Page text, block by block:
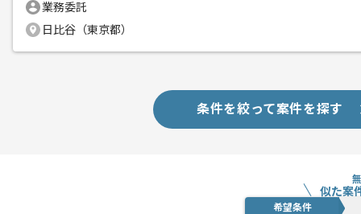
業務委託
日比谷（東京都）
条件を絞って案件を探す
似た案
希望条件